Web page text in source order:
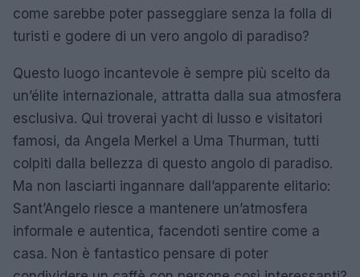
come sarebbe poter passeggiare senza la folla di
turisti e godere di un vero angolo di paradiso?
Questo luogo incantevole è sempre più scelto da
un’élite internazionale, attratta dalla sua atmosfera
esclusiva. Qui troverai yacht di lusso e visitatori
famosi, da Angela Merkel a Uma Thurman, tutti
colpiti dalla bellezza di questo angolo di paradiso.
Ma non lasciarti ingannare dall’apparente elitario:
Sant’Angelo riesce a mantenere un’atmosfera
informale e autentica, facendoti sentire come a
casa. Non è fantastico pensare di poter